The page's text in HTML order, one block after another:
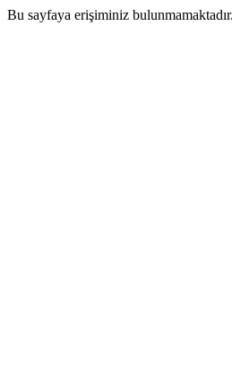
Bu sayfaya erişiminiz bulunmamaktadır.